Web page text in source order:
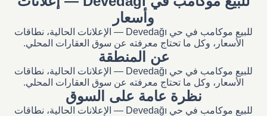
وأسعار
للبيع موكامب في حي Devedağı — الإعلانات الحالية، نطاقات
الأسعار، وكل ما تحتاج معرفته عن سوق العقارات المحلي.
عن المنطقة
للبيع موكامب في حي Devedağı — الإعلانات الحالية، نطاقات
الأسعار، وكل ما تحتاج معرفته عن سوق العقارات المحلي.
نظرة عامة على السوق
للبيع موكامب في حي Devedağı — الإعلانات الحالية، نطاقات